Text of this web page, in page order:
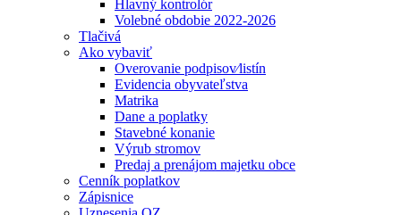
Hlavný kontrolór
Volebné obdobie 2022-2026
Tlačivá
Ako vybaviť
Overovanie podpisov⁄listín
Evidencia obyvateľstva
Matrika
Dane a poplatky
Stavebné konanie
Výrub stromov
Predaj a prenájom majetku obce
Cenník poplatkov
Zápisnice